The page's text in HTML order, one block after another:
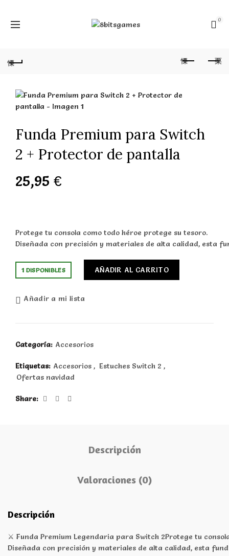
0
Funda Premium para Switch
2 + Protector de pantalla
25,95 €
Protege tu consola como todo héroe protege su tesoro.
Diseñada con precisión y materiales de alta calidad, esta
1 DISPONIBLES AÑADIR AL CARRITO
Añadir a mi lista
Categoría: Accesorios
Etiquetas: Accesorios , Estuches Switch 2 ,
Ofertas navidad
Share
Descripción
Valoraciones (0)
Descripción
⚔️ Funda Premium Legendaria para Switch 2Protege tu
Diseñada con precisión y materiales de alta calidad, esta